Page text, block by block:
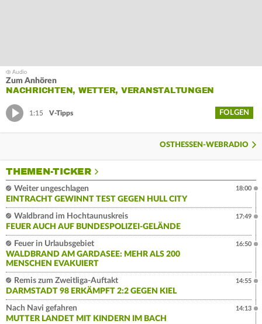
Zum Anhören
NACHRICHTEN, WETTER, VERANSTALTUNGEN
1:15 V-Tipps FOLGEN
OSTHESSEN-WEBRADIO
THEMEN-TICKER
Weiter ungeschlagen
EINTRACHT GEWINNT TEST GEGEN HULL CITY
18:00
Waldbrand im Hochtaunuskreis
FEUER AUCH AUF BUNDESPOLIZEI-GELÄNDE
17:49
Feuer in Urlaubsgebiet
WALDBRAND AM GARDASEE: MEHR ALS 200
MENSCHEN EVAKUIERT
16:50
Remis zum Zweitliga-Auftakt
DARMSTADT 98 ERKÄMPFT 2:2 GEGEN KIEL
14:55
Nach Navi gefahren
MUTTER LANDET MIT KINDERN IM BACH
14:13